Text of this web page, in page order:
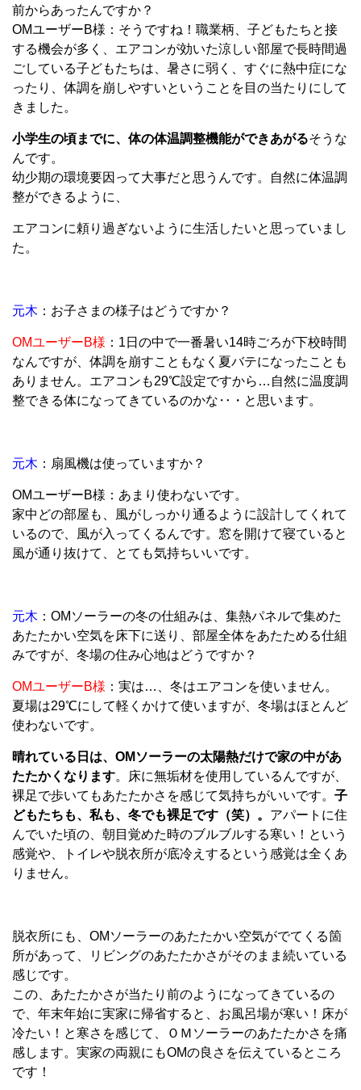
前からあったんですか？
OMユーザーB様：そうですね！職業柄、子どもたちと接
する機会が多く、エアコンが効いた涼しい部屋で長時間過
ごしている子どもたちは、暑さに弱く、すぐに熱中症にな
ったり、体調を崩しやすいということを目の当たりにして
きました。
小学生の頃までに、体の体温調整機能ができあがるそうな
んです。
幼少期の環境要因って大事だと思うんです。自然に体温調
整ができるように、
エアコンに頼り過ぎないように生活したいと思っていまし
た。
元木 ：お子さまの様子はどうですか？
OMユーザーB様 ：1日の中で一番暑い14時ごろが下校時間
なんですが、体調を崩すこともなく夏バテになったことも
ありません。エアコンも29℃設定ですから…自然に温度調
整できる体になってきているのかな‥・と思います。
元木 ：扇風機は使っていますか？
OMユーザーB様：あまり使わないです。
家中どの部屋も、風がしっかり通るように設計してくれて
いるので、風が入ってくるんです。窓を開けて寝ていると
風が通り抜けて、とても気持ちいいです。
元木 ：OMソーラーの冬の仕組みは、集熱パネルで集めた
あたたかい空気を床下に送り、部屋全体をあたためる仕組
みですが、冬場の住み心地はどうですか？
OMユーザーB様 ：実は…、冬はエアコンを使いません。
夏場は29℃にして軽くかけて使いますが、冬場はほとんど
使わないです。
晴れている日は、OMソーラーの太陽熱だけで家の中があ
たたかくなります。床に無垢材を使用しているんですが、
裸足で歩いてもあたたかさを感じて気持ちがいいです。 子
どもたちも、私も、冬でも裸足です（笑）。 アパートに住
んでいた頃の、朝目覚めた時のブルブルする寒い！という
感覚や、トイレや脱衣所が底冷えするという感覚は全くあ
りません。
脱衣所にも、OMソーラーのあたたかい空気がでてくる箇
所があって、リビングのあたたかさがそのまま続いている
感じです。
この、あたたかさが当たり前のようになってきているの
で、年末年始に実家に帰省すると、お風呂場が寒い！床が
冷たい！と寒さを感じて、ＯＭソーラーのあたたかさを痛
感します。実家の両親にもOMの良さを伝えているところ
です！